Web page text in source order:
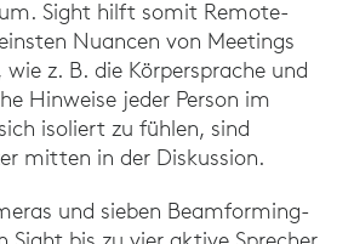
Sight hilft somit Remote-
Nuancen von Meetings
z. B. die Körpersprache und
Hinweise jeder Person im
isoliert zu fühlen, sind
mitten in der Diskussion.
und sieben Beamforming-